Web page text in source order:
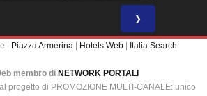
❯
| Piazza Armerina Hotels Web Italia Search
membro di NETWORK PORTALI
progetto di PROMOZIONE MULTI-CANALE: unico